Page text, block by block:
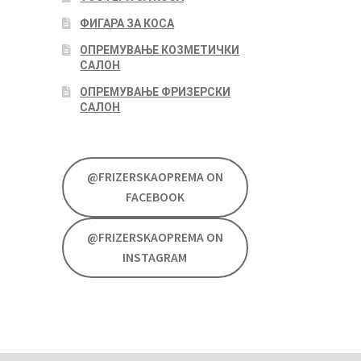
ФИГАРА ЗА КОСА
ОПРЕМУВАЊЕ КОЗМЕТИЧКИ
САЛОН
ОПРЕМУВАЊЕ ФРИЗЕРСКИ
САЛОН
@FRIZERSKAOPREMA ON
FACEBOOK
@FRIZERSKAOPREMA ON
INSTAGRAM